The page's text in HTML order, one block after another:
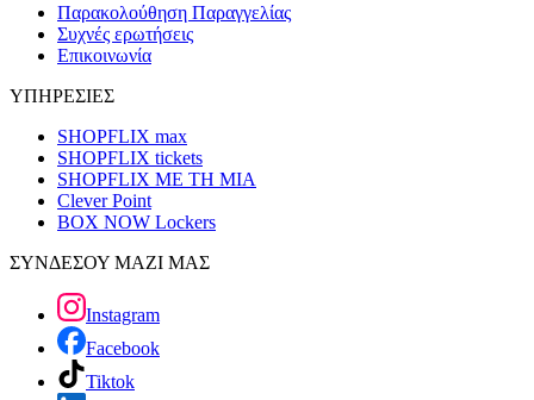
Παρακολούθηση Παραγγελίας
Συχνές ερωτήσεις
Επικοινωνία
ΥΠΗΡΕΣΙΕΣ
SHOPFLIX max
SHOPFLIX tickets
SHOPFLIX ΜΕ ΤΗ ΜΙΑ
Clever Point
BOX NOW Lockers
ΣΥΝΔΕΣΟΥ ΜΑΖΙ ΜΑΣ
Instagram
Facebook
Tiktok